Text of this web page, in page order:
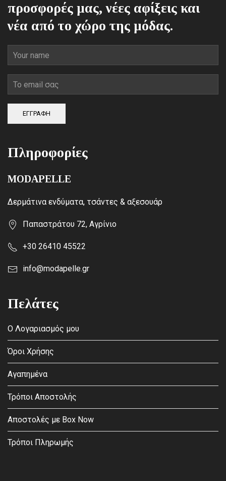
προσφορές μας, νέες αφίξεις και
νέα από το χώρο της μόδας.
ΕΓΓΡΑΦΗ
Πληροφορίες
MODAPELLE
Δερμάτινα ενδύματα, τσάντες & αξεσουάρ
Παπαστράτου 72, Αγρίνιο
+30 26410 45522
info@modapelle.gr
Πελάτες
Ο Λογαριασμός μου
Όροι Χρήσης
Αγαπημένα
Τρόποι Αποστολής
Αποστολές με Box Now
Τρόποι Πληρωμής